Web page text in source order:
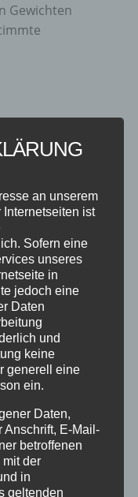
Gewichten
Dance
Event
Fitnessprogramm
an unserem
ist
Sofern eine
unseres
in
jedoch eine
Daten
und
keine
generell eine
ein.
Daten,
Anschrift, E-Mail-
betroffenen
der
in
geltenden